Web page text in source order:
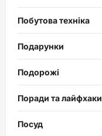
Побутова техніка
Подарунки
Подорожі
Поради та лайфхаки
Посуд